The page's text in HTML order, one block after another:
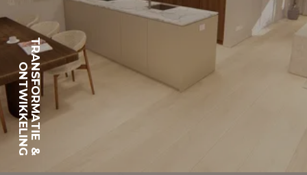
TRANSFORMATIE
&
ONTWIKKELING